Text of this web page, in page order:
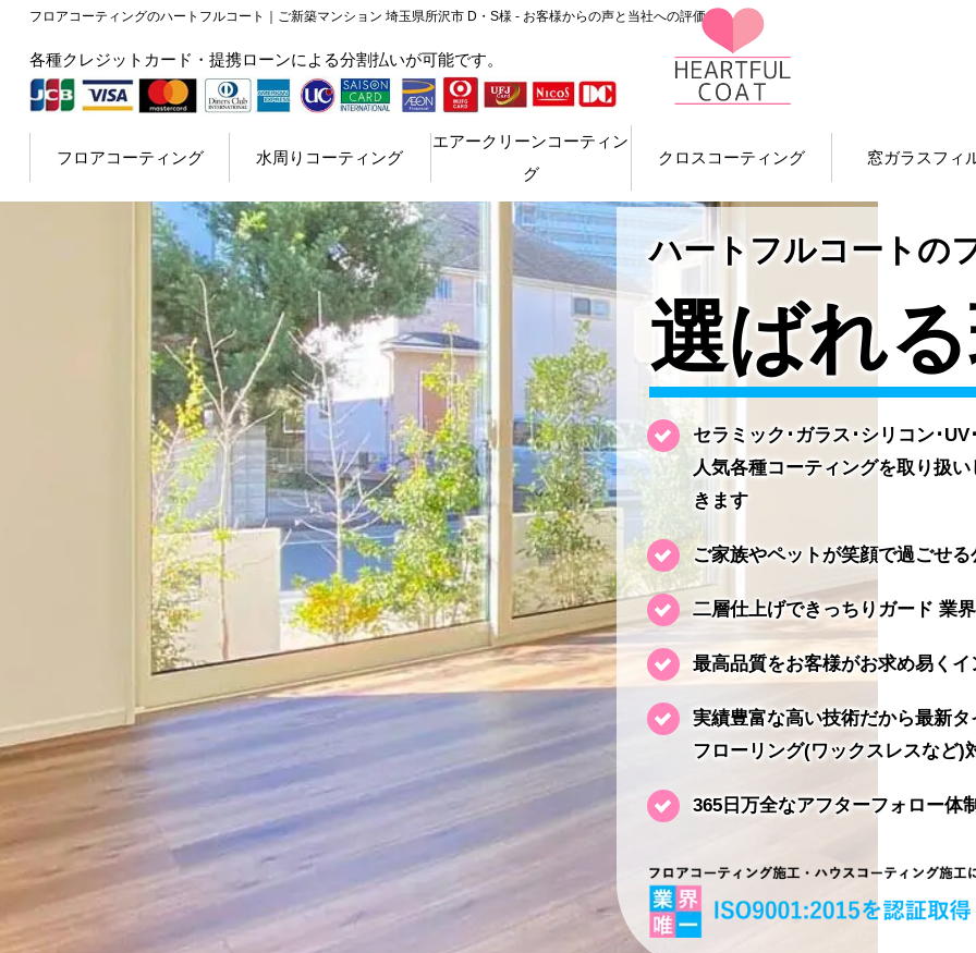
フロアコーティングのハートフルコート｜ご新築マンション 埼玉県所沢市 D・S様 - お客様からの声と当社への評価
各種クレジットカード・提携ローンによる分割払いが可能です。
フロアコーティング 水周りコーティング
エアークリーンコーティン
グ
クロスコーティング 窓ガラスフィ
ハートフルコートの
選ばれる
セラミック･ガラス･シリコン･
人気各種コーティングを取り扱
きます
ご家族やペットが笑顔で過ごせ
二層仕上げできっちりガード 業
最高品質をお客様がお求め易く
実績豊富な高い技術だから最新
フローリング(ワックスレスなど)
365日万全なアフターフォロー体制